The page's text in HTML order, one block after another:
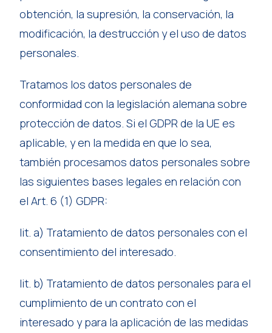
obtención, la supresión, la conservación, la
modificación, la destrucción y el uso de datos
personales.
Tratamos los datos personales de
conformidad con la legislación alemana sobre
protección de datos. Si el GDPR de la UE es
aplicable, y en la medida en que lo sea,
también procesamos datos personales sobre
las siguientes bases legales en relación con
el Art. 6 (1) GDPR:
lit. a) Tratamiento de datos personales con el
consentimiento del interesado.
lit. b) Tratamiento de datos personales para el
cumplimiento de un contrato con el
interesado y para la aplicación de las medidas